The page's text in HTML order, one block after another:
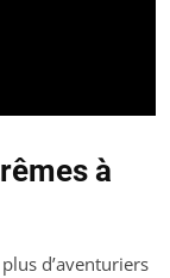
à
d’aventuriers